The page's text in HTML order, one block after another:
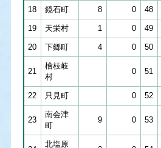
18 鏡石町 8 0 48
19 天栄村 1 0 49
20 下郷町 4 0 50
21
檜枝岐
村
0 51
22 只見町 0 52
23
南会津
町
9 0 53
北塩原